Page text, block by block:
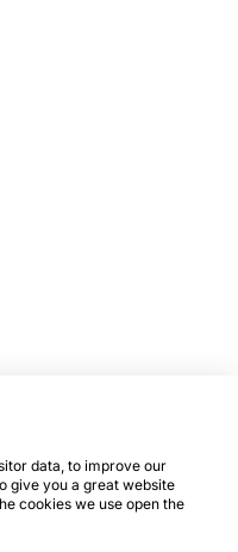
data, to improve our
give you a great website
cookies we use open the